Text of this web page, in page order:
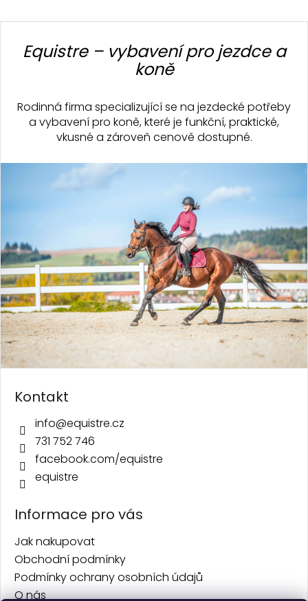
Equistre – vybavení pro jezdce a
koně
Rodinná firma specializující se na jezdecké potřeby
a vybavení pro koně, které je funkční, praktické,
vkusné a zároveň cenově dostupné.
Kontakt
info@equistre.cz
731 752 746
facebook.com/equistre
equistre
Informace pro vás
Jak nakupovat
Obchodní podmínky
Podmínky ochrany osobních údajů
O nás